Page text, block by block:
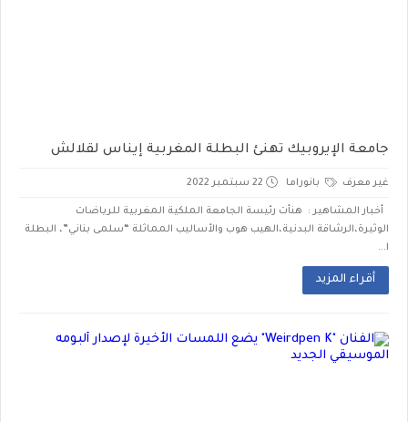
جامعة الإيروبيك تهنئ البطلة المغربية إيناس لقلالش
غير معرف بانوراما 22 سبتمبر 2022
أخبار المشاهير : هنأت رئيسة الجامعة الملكية المغربية للرياضات
الوثيرة،الرشاقة البدنية،الهيب هوب والأساليب المماثلة “سلمى بناني”، البطلة
ا...
أقراء المزيد